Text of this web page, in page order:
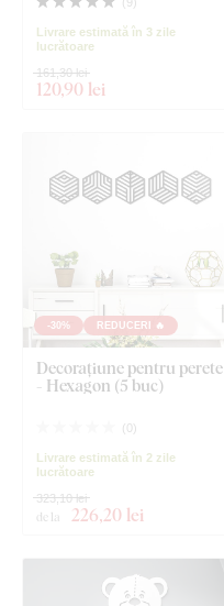
Livrare estimată în 3 zile
lucrătoare
120,90 lei
161,30 lei
-30% REDUCERI 🔥
Decorațiune pentru perete
- Hexagon (5 buc)
( 0)
Livrare estimată în 2 zile
lucrătoare
de la 226,20 lei
323,10 lei